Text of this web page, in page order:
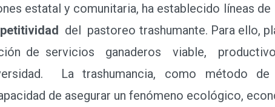
estatal y comunitaria, ha establecido líneas
del pastoreo trashumante. Para ello,
de servicios ganaderos viable,
La trashumancia, como método
de asegurar un fenómeno ecológico,